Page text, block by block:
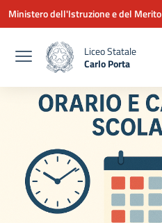
Vai ai contenuti
Vai al menu di navigazione
Vai al footer
Ministero dell'Istruzione e del Merito
Liceo Statale
Carlo Porta